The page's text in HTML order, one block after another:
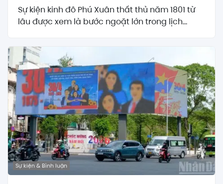
Sự kiện kinh đô Phú Xuân thất thủ năm 1801 từ
lâu được xem là bước ngoặt lớn trong lịch...
Sự kiện & Bình luận